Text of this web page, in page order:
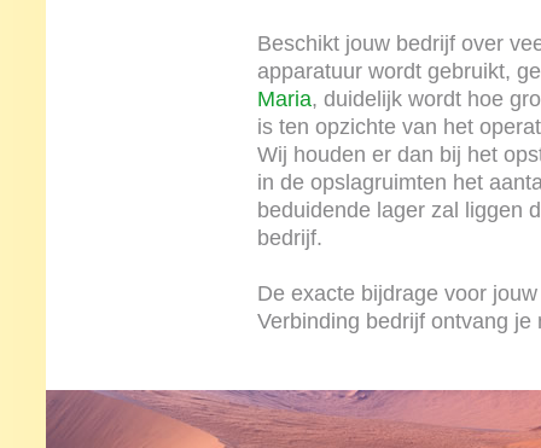
Beschikt jouw bedrijf over
apparatuur wordt gebruikt,
Maria, duidelijk wordt hoe
is ten opzichte van het
Wij houden er dan bij het
in de opslagruimten het
beduidende lager zal liggen
bedrijf.
De exacte bijdrage voor
Verbinding bedrijf ontvang je